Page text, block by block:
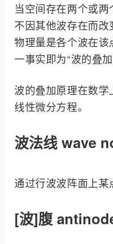
当空间存在两个或
不因其他波存在而改
物理量是各个波在该
一事实即为“波的叠加
波的叠加原理在数学
线性微分方程。
波法线 wave
通过行波波阵面上某
[波]腹